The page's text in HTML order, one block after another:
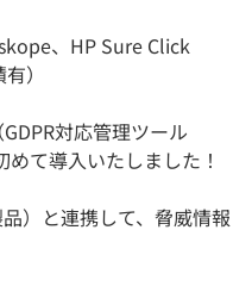
、HP Sure Click
）
対応管理ツール
めて導入いたしました！
）と連携して、脅威情報